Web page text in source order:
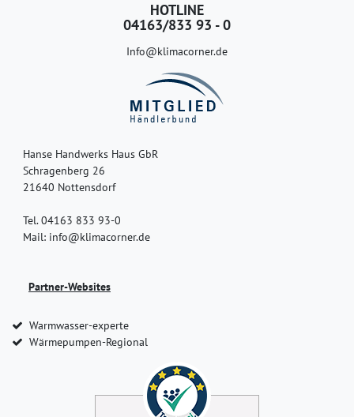
HOTLINE
04163/833 93 - 0
Info@klimacorner.de
Hanse Handwerks Haus GbR
Schragenberg 26
21640 Nottensdorf
Tel. 04163 833 93-0
Mail: info@klimacorner.de
Partner-Websites
Warmwasser-experte
Wärmepumpen-Regional